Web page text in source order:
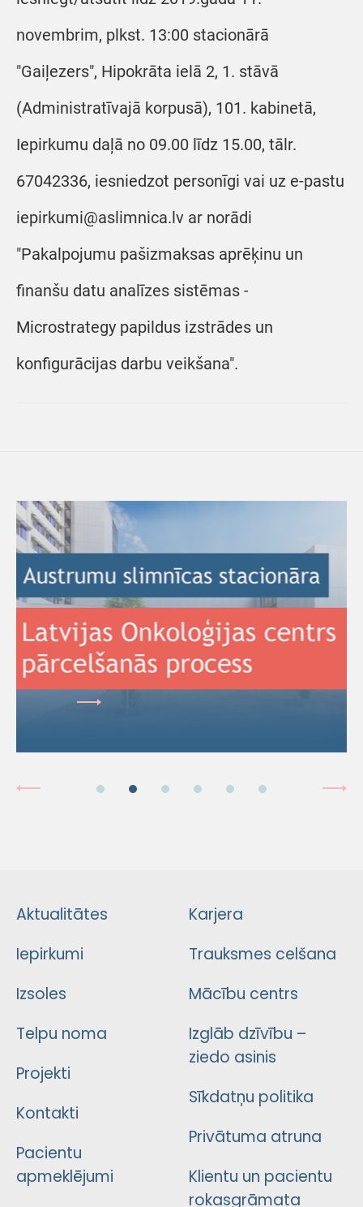
novembrim, plkst. 13:00 stacionārā
"Gaiļezers", Hipokrāta ielā 2, 1. stāvā
(Administratīvajā korpusā), 101. kabinetā,
Iepirkumu daļā no 09.00 līdz 15.00, tālr.
67042336, iesniedzot personīgi vai uz e-pastu
iepirkumi@aslimnica.lv ar norādi
"Pakalpojumu pašizmaksas aprēķinu un
finanšu datu analīzes sistēmas -
Microstrategy papildus izstrādes un
konfigurācijas darbu veikšana".
Aktualitātes
Iepirkumi
Izsoles
Telpu noma
Projekti
Kontakti
Pacientu
apmeklējumi
Karjera
Trauksmes celšana
Mācību centrs
Izglāb dzīvību –
ziedo asinis
Sīkdatņu politika
Privātuma atruna
Klientu un pacientu
rokasgrāmata